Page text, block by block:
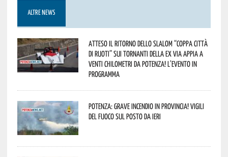
ALTRE NEWS
Atteso il ritorno dello slalom “Coppa Città
di Ruoti” sui tornanti della ex via Appia a
venti chilometri da Potenza! L’evento in
programma
Potenza: grave incendio in Provincia! Vigili
del fuoco sul posto da ieri